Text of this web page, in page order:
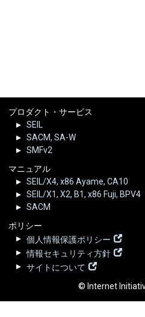
プロダクト・サービス
SEIL
SACM, SA-W
SMFv2
マニュアル
SEIL/X4, x86 Ayame, CA10
SEIL/X1, X2, B1, x86 Fuji, BPV4
SACM
ポリシー
個人情報保護ポリシー
情報セキュリティ方針
サイトについて
© Internet